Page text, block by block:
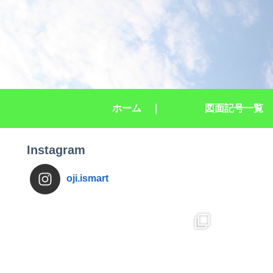
ホーム ｜ 図面記号一
Instagram
oji.ismart